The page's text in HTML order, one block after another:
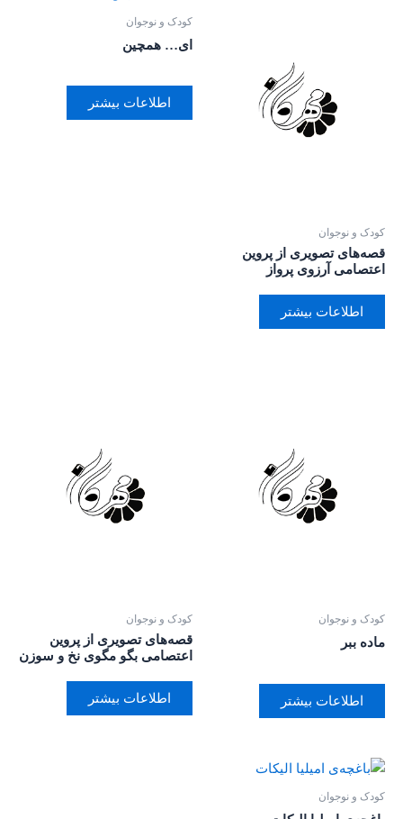
کودک و نوجوان
قصه‌های تصویری از پروین
اعتصامی آرزوی پرواز
اطلاعات بیشتر
کودک و نوجوان
ای… همچین
اطلاعات بیشتر
کودک و نوجوان
ماده ببر
اطلاعات بیشتر
کودک و نوجوان
قصه‌های تصویری از پروین
اعتصامی بگو مگوی نخ و سوزن
اطلاعات بیشتر
کودک و نوجوان